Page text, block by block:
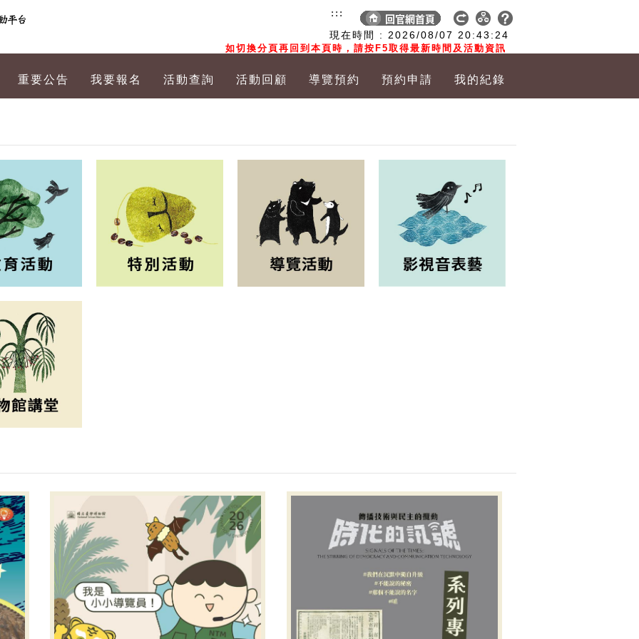
現在時間 : 2026/08/07 20:43:25
如切換分頁再回到本頁時，請按F5取得最新時間及活動資訊
:::
重要公告 我要報名 活動查詢 活動回顧 導覽預約 預約申請 我的紀錄